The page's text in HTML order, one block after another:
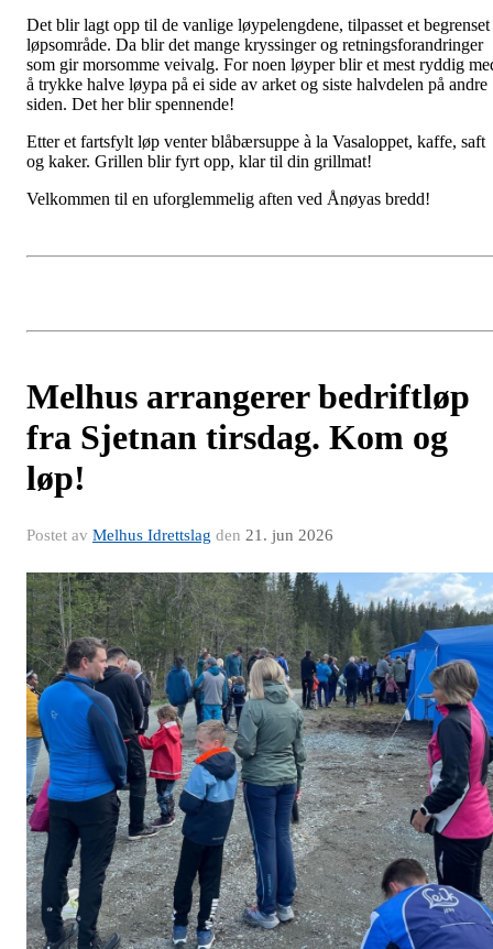
Det blir lagt opp til de vanlige løypelengdene, tilpasset et begrenset
løpsområde. Da blir det mange kryssinger og retningsforandringer
som gir morsomme veivalg. For noen løyper blir et mest ryddig
å trykke halve løypa på ei side av arket og siste halvdelen på andre
siden. Det her blir spennende!
Etter et fartsfylt løp venter blåbærsuppe à la Vasaloppet, kaffe, saft
og kaker. Grillen blir fyrt opp, klar til din grillmat!
Velkommen til en uforglemmelig aften ved Ånøyas bredd!
Melhus arrangerer bedriftløp
fra Sjetnan tirsdag. Kom og
løp!
Postet av Melhus Idrettslag den 21. jun 2026